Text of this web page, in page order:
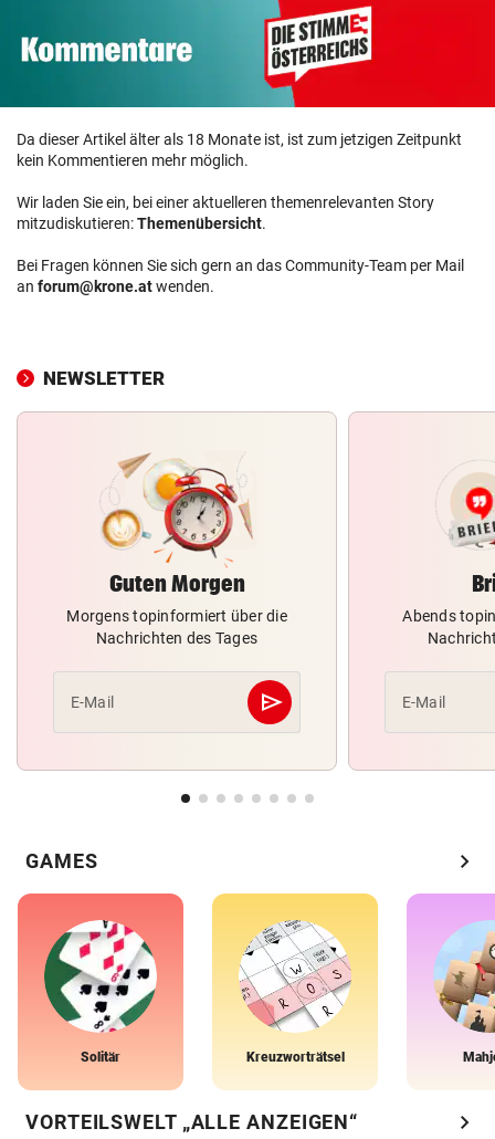
Da dieser Artikel älter als 18 Monate ist, ist zum jetzigen Zeitpunkt
kein Kommentieren mehr möglich.
Wir laden Sie ein, bei einer aktuelleren themenrelevanten Story
mitzudiskutieren:Themenübersicht.
Bei Fragen können Sie sich gern an das Community-Team per Mail
an forum@krone.atwenden.
NEWSLETTER
Guten Morgen
Morgens topinformiert über die
Nachrichten des Tages
E-Mail send
Abschicken
Abends
E-Mail
GAMES chevron_right
Solitär Kreuzworträtsel
VORTEILSWELT „ALLE ANZEIGEN“ chevron_right